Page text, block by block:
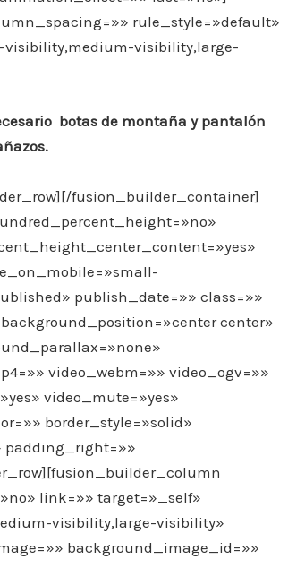
rule_style=»default»
visibility,medium-visibility,large-
botas de montaña y pantalón
fusion_builder_container]
publish_date=»» class=»»
center»
video_webm=»» video_ogv=»»
video_mute=»yes»
border_style=»solid»
padding_right=»»
link=»» target=»_self»
visibility,large-visibility»
background_image_id=»»